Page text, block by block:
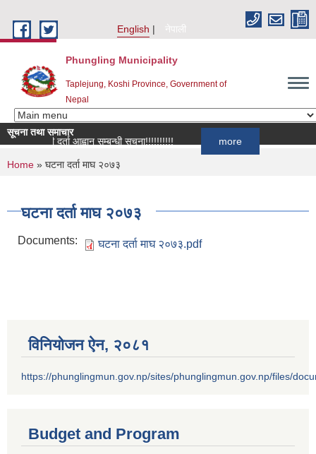
English
नेपाली
Phungling Municipality
Taplejung, Koshi Province, Government of
Nepal
सूचना तथा समाचार
सूची दर्ता आह्वान सम्बन्धी सूचना!!!!!!!!!!
You are here
Home » घटना दर्ता माघ २०७३
घटना दर्ता माघ २०७३
Documents: घटना दर्ता माघ २०७३.pdf
विनियोजन ऐन‚ २०८१
https://phunglingmun.gov.np/sites/phunglingmun.gov.np/files/
Budget and Program